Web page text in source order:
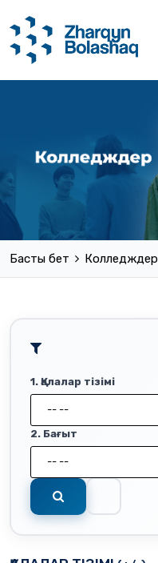
Басты бет Колледждер
1. Қалалар тізімі
-- --
2. Бағыт
-- --